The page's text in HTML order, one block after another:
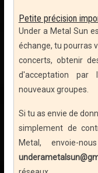
Petite précision
Under a Metal Sun
échange, tu pourras
concerts, obtenir
d'acceptation par
nouveaux groupes.
Si tu as envie de
simplement de
Metal, envoie-